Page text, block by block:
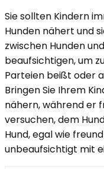
Sie sollten Kindern
Hunden nähert und
zwischen Hunden
beaufsichtigen, um
Parteien beißt oder
Bringen Sie Ihrem
nähern, während er
versuchen, dem
Hund, egal wie
unbeaufsichtigt mit